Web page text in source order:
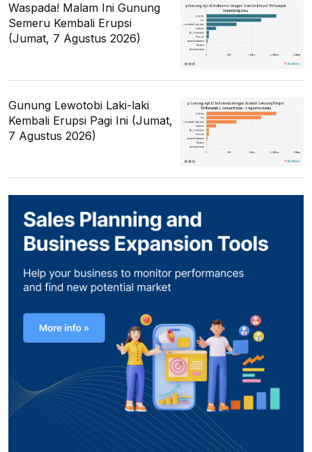
Waspada! Malam Ini Gunung
Semeru Kembali Erupsi
(Jumat, 7 Agustus 2026)
Gunung Lewotobi Laki-laki
Kembali Erupsi Pagi Ini (Jumat,
7 Agustus 2026)